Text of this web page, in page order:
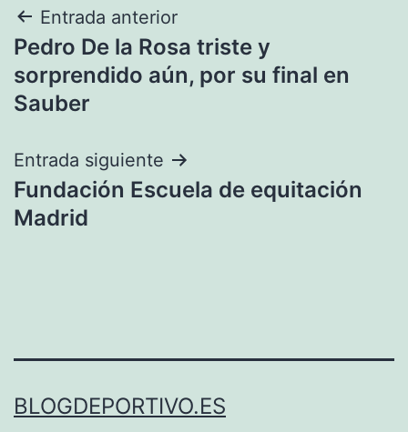
Navegación
de
entradas
Entrada anterior
Pedro De la Rosa triste y
sorprendido aún, por su final en
Sauber
Entrada siguiente
Fundación Escuela de equitación
Madrid
BLOGDEPORTIVO.ES